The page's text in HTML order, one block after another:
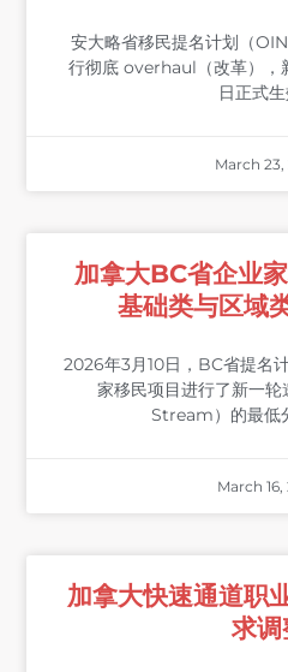
安大略省移民提名计划（
行彻底 overhaul（改革），
日正式生
March 23,
加拿大BC省企业
基础类与区域
2026年3月10日，BC省提名
家移民项目进行了新一
Stream）的最低
March 16,
加拿大快速通道职
求调